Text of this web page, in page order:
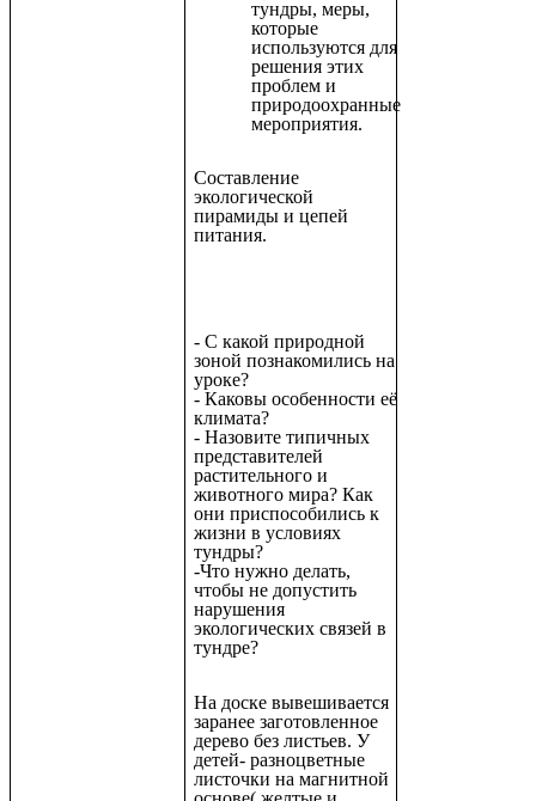
тундры, меры,
которые
используются для
решения этих
проблем и
природоохранные
мероприятия.
Составление
экологической
пирамиды и цепей
питания.
- С какой природной
зоной познакомились на
уроке?
- Каковы особенности её
климата?
- Назовите типичных
представителей
растительного и
животного мира? Как
они приспособились к
жизни в условиях
тундры?
-Что нужно делать,
чтобы не допустить
нарушения
экологических связей в
тундре?
На доске вывешивается
заранее заготовленное
дерево без листьев. У
детей- разноцветные
листочки на магнитной